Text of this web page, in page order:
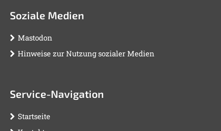
Soziale Medien
Mastodon
Hinweise zur Nutzung sozialer Medien
Service-Navigation
Startseite